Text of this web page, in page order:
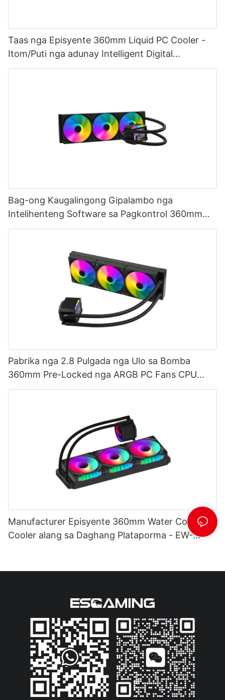
Taas nga Episyente 360mm Liquid PC Cooler -
Itom/Puti nga adunay Intelligent Digital
Temperature Control
Bag-ong Kaugalingong Gipalambo nga
Intelihenteng Software sa Pagkontrol 360mm
CPU AIO Liquid Cooler nga may LCD Screen
Pabrika nga 2.8 Pulgada nga Ulo sa Bomba
360mm Pre-Locked nga ARGB PC Fans CPU
Water Cooler AURORA
Manufacturer Episyente 360mm Water Cooling
Cooler alang sa Daghang Plataporma - EW-